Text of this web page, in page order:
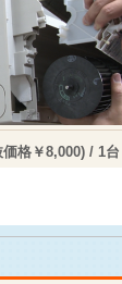
格￥8,000) / 1台